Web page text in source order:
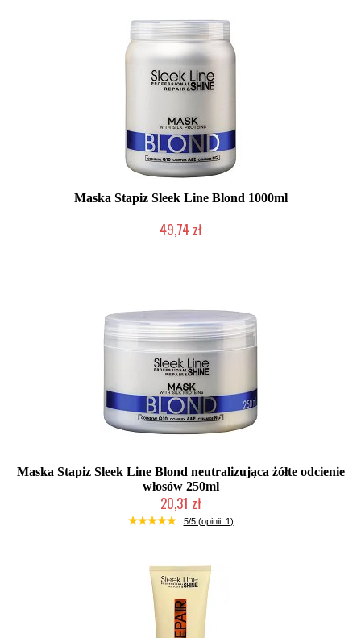
Maska Stapiz Sleek Line Blond 1000ml
49,74 zł
Maska Stapiz Sleek Line Blond neutralizująca żółte odcienie
włosów 250ml
20,31 zł
Mała ilość (wysyłka w 24h)
5/5 (opinii: 1)